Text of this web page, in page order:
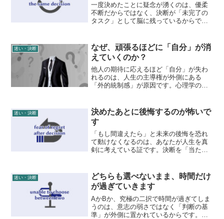
一度決めたことに疑念が湧くのは、優柔
不断だからではなく、決断が「未完了の
タスク」として脳に残っているからで
行動へ落とし込む永峰式メソッドを解
説。思考のループを抜け出し、納得感を
持って一歩を踏み出すための構造的な視
点を提案します。
迷い・決断
なぜ、頑張るほどに「自分」が消
えていくのか？
他人の期待に応えるほど「自分」が失わ
れるのは、人生の主導権が外側にある
「外的統制感」が原因です。心理学の視
的な物差し」として採用し、自分を取り
戻す論理的な視点を紹介します。
迷い・決断
決めたあとに後悔するのが怖いで
す
「もし間違えたら」と未来の後悔を恐れ
て動けなくなるのは、あなたが人生を真
剣に考えている証です。決断を「当たり
メソッドを解説。未来の自分と分断され
ず、静かな納得感を持って一歩を踏み出
すための論理的思考法を提案します。
迷い・決断
どちらも選べないまま、時間だけ
が過ぎていきます
AかBか、究極の二択で時間が過ぎてしま
うのは、意志の弱さではなく「判断の基
準」が外側に置かれているからです。選